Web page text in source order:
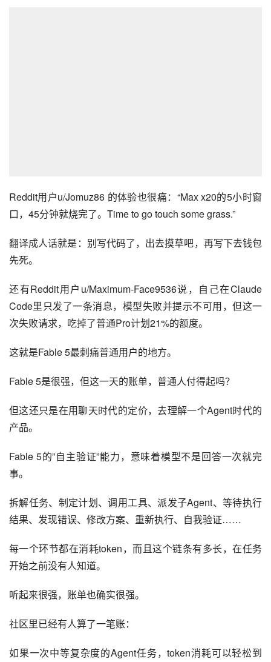
Reddit用户u/Jomuz86 的体验也很痛：“Max x20的5小时窗
口，45分钟就烧完了。Time to go touch some grass.”
翻译成人话就是：别写代码了，出去摸草吧，再写下去钱包
先死。
还有Reddit用户u/Maximum-Face9536说，自己在Claude
Code里只发了一条消息，模型失败并提示不可用，但这一
次失败请求，吃掉了普通Pro计划21%的额度。
这就是Fable 5最刺痛普通用户的地方。
Fable 5是很强，但这一天的账单，普通人付得起吗？
但这还只是在用聊天时代的定价，去理解一个Agent时代的
产品。
Fable 5的”自主验证”能力，意味着模型不是回答一次就完
事。
拆解任务、制定计划、调用工具、派发子Agent、等待执行
结果、发现错误、修改方案、重新执行、自我验证……
每一个环节都在消耗token，而且这个链条有多长，在任务
开始之前没有人知道。
听起来很强，账单也确实很强。
社区里已经有人算了一笔账：
如果一次中等复杂度的Agent任务，token消耗可以轻松到